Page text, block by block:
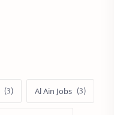
Al Ain Jobs